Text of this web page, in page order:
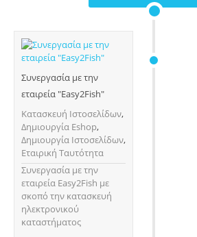
Συνεργασία με την
εταιρεία "Easy2Fish"
Κατασκευή Ιστοσελίδων,
Δημιουργία Eshop,
Δημιουργία Ιστοσελίδων,
Εταιρική Ταυτότητα
Συνεργασία με την
εταιρεία Easy2Fish με
σκοπό την κατασκευή
ηλεκτρονικού
καταστήματος